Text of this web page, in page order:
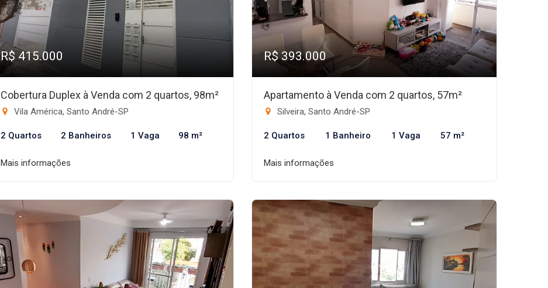
R$ 415.000
Cobertura Duplex à Venda com 2 quartos, 98m²
Vila América, Santo André-SP
2 Quartos 2 Banheiros 1 Vaga 98 m²
Mais informações
R$ 393.000
Apartamento à Venda com 2 quartos, 57m²
Silveira, Santo André-SP
2 Quartos 1 Banheiro 1 Vaga 57 m²
Mais informações